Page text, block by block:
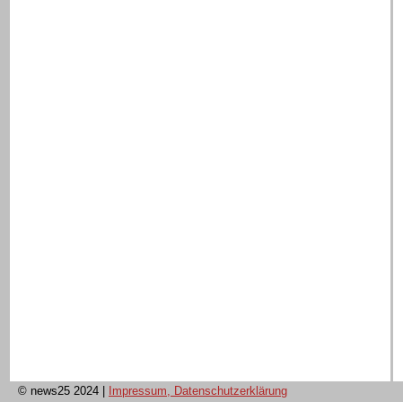
© news25 2024 Impressum, Datenschutzerklärung